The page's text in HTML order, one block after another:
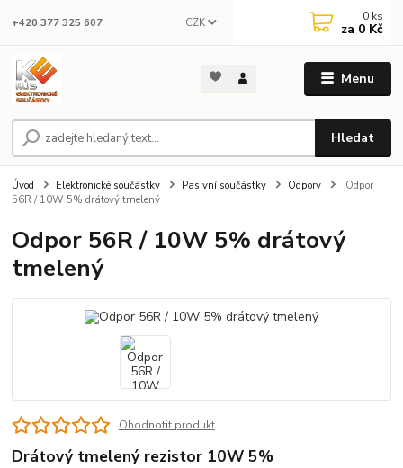
Menu
CZK
Hledat
+420 377 325 607 0 ks
za 0 Kč
Úvod Elektronické součástky Pasivní součástky Odpory
Odpor
56R / 10W 5% drátový tmelený
Odpor 56R / 10W 5% drátový
tmelený
Ohodnotit produkt
Drátový tmelený rezistor 10W 5%